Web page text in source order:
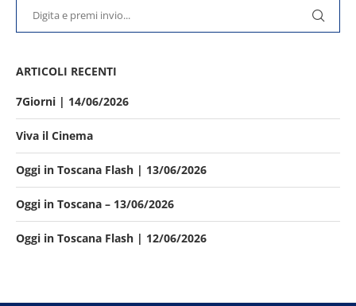
ARTICOLI RECENTI
7Giorni | 14/06/2026
Viva il Cinema
Oggi in Toscana Flash | 13/06/2026
Oggi in Toscana – 13/06/2026
Oggi in Toscana Flash | 12/06/2026